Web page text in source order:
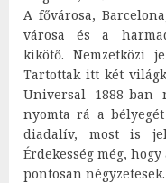
A fővárosa,
városa és a
kikötő. Nemzetközi
Tartottak itt két
Universal 1888-
nyomta rá a
diadalív, most is
Érdekesség még,
pontosan